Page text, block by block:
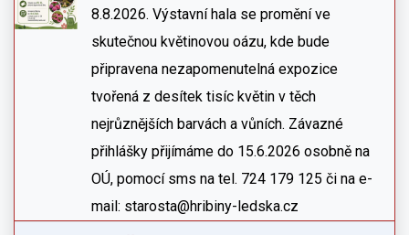
8.8.2026. Výstavní hala se promění ve
skutečnou květinovou oázu, kde bude
připravena nezapomenutelná expozice
tvořená z desítek tisíc květin v těch
nejrůznějších barvách a vůních. Závazné
přihlášky přijímáme do 15.6.2026 osobně na
OÚ, pomocí sms na tel. 724 179 125 či na e-
mail: starosta@hribiny-ledska.cz